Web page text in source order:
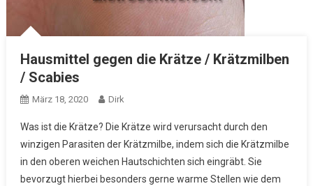
Hausmittel gegen die Krätze / Krätzmilben
/ Scabies
März 18, 2020 Dirk
Was ist die Krätze? Die Krätze wird verursacht durch den
winzigen Parasiten der Krätzmilbe, indem sich die Krätzmilbe
in den oberen weichen Hautschichten sich eingräbt. Sie
bevorzugt hierbei besonders gerne warme Stellen wie dem